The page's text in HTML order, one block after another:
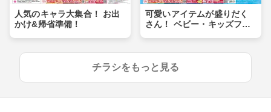
人気のキャラ大集合！ お出
かけ&帰省準備！
可愛いアイテムが盛りだく
さん！ ベビー・キッズフェ
チラシをもっと見る